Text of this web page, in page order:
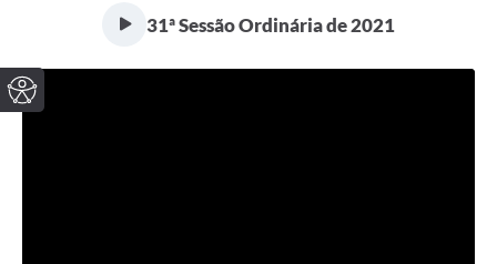
31ª Sessão Ordinária de 2021